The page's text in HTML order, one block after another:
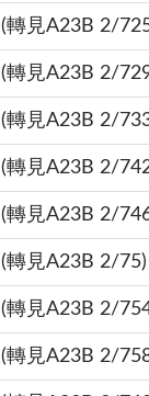
(轉見A23B 2/
(轉見A23B 2/
(轉見A23B 2/
(轉見A23B 2/
(轉見A23B 2/
(轉見A23B 2/75)
(轉見A23B 2/
(轉見A23B 2/